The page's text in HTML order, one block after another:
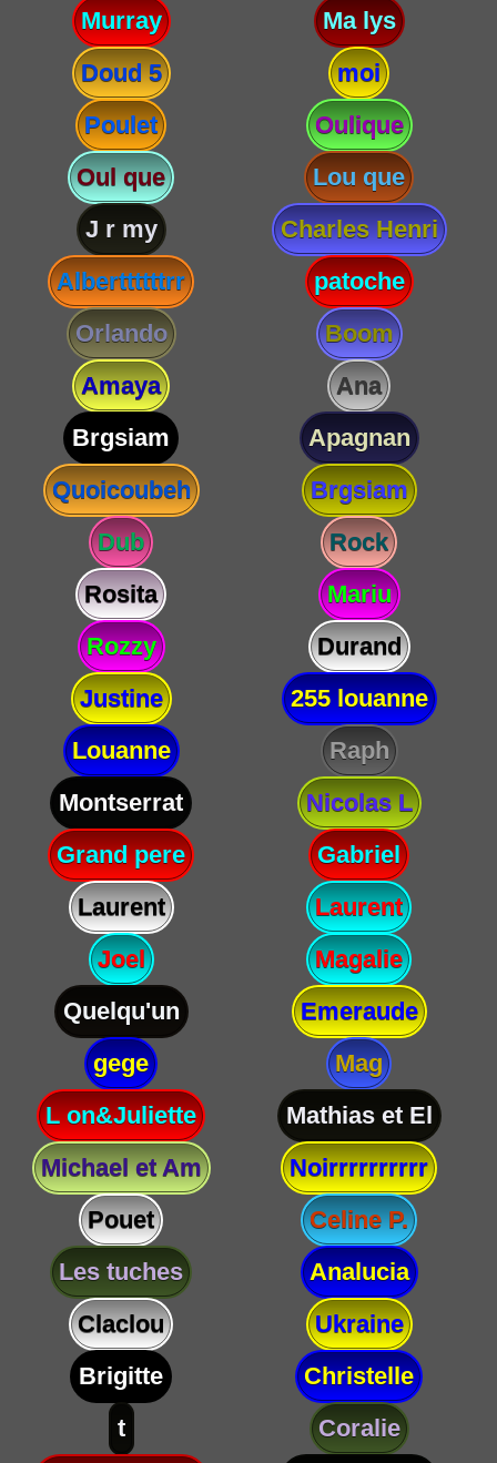
Murray
Ma lys
Doud 5
moi
Poulet
Oulique
Oul que
Lou que
J r my
Charles Henri
Alberttttttrr
patoche
Orlando
Boom
Amaya
Ana
Brgsiam
Apagnan
Quoicoubeh
Brgsiam
Dub
Rock
Rosita
Mariu
Rozzy
Durand
Justine
255 louanne
Louanne
Raph
Montserrat
Nicolas L
Grand pere
Gabriel
Laurent
Laurent
Joel
Magalie
Quelqu'un
Emeraude
gege
Mag
L on&Juliette
Mathias et El
Michael et Am
Noirrrrrrrrrr
Pouet
Celine P.
Les tuches
Analucia
Claclou
Ukraine
Brigitte
Christelle
t
Coralie